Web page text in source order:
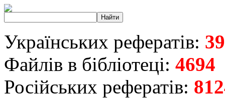
Українських рефератів:
Файлів в бібліотеці: 4694
Російських рефератів: